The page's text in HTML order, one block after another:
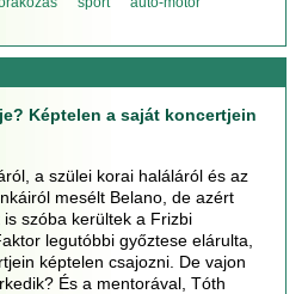
Képtelen a saját koncertjein
a szülei korai haláláról és az
mesélt Belano, de azért
szóba kerültek a Frizbi
legutóbbi győztese elárulta,
képtelen csajozni. De vajon
És a mentorával, Tóth